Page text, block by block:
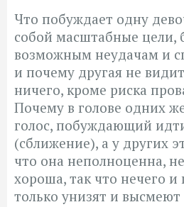
Что побуждает одну
собой масштабные цели,
возможным неудачам и
и почему другая не
ничего, кроме риска
Почему в голове одних
голос, побуждающий
(сближение), а у других
что она неполноценна,
хороша, так что нечего и
только унизят и высмеют